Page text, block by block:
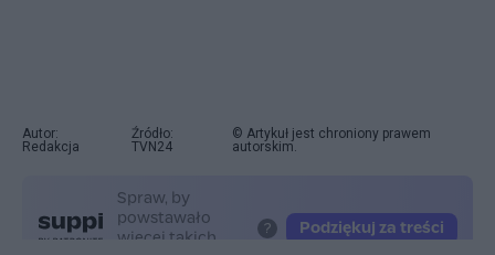
Autor:
Redakcja
Źródło:
TVN24
© Artykuł jest chroniony prawem
autorskim.